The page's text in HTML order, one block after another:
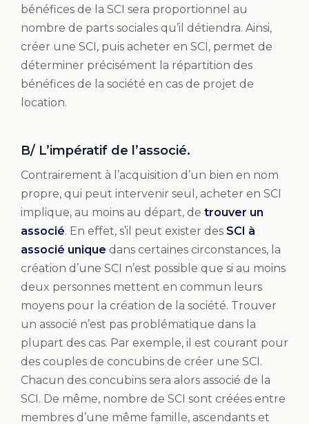
bénéfices de la SCI sera proportionnel au
nombre de parts sociales qu’il détiendra. Ainsi,
créer une SCI, puis acheter en SCI, permet de
déterminer précisément la répartition des
bénéfices de la société en cas de projet de
location.
B/ L’impératif de l’associé.
Contrairement à l’acquisition d’un bien en nom
propre, qui peut intervenir seul, acheter en SCI
implique, au moins au départ, de trouver un
associé. En effet, s’il peut exister des SCI à
associé unique dans certaines circonstances, la
création d’une SCI n’est possible que si au moins
deux personnes mettent en commun leurs
moyens pour la création de la société. Trouver
un associé n’est pas problématique dans la
plupart des cas. Par exemple, il est courant pour
des couples de concubins de créer une SCI.
Chacun des concubins sera alors associé de la
SCI. De même, nombre de SCI sont créées entre
membres d’une même famille, ascendants et